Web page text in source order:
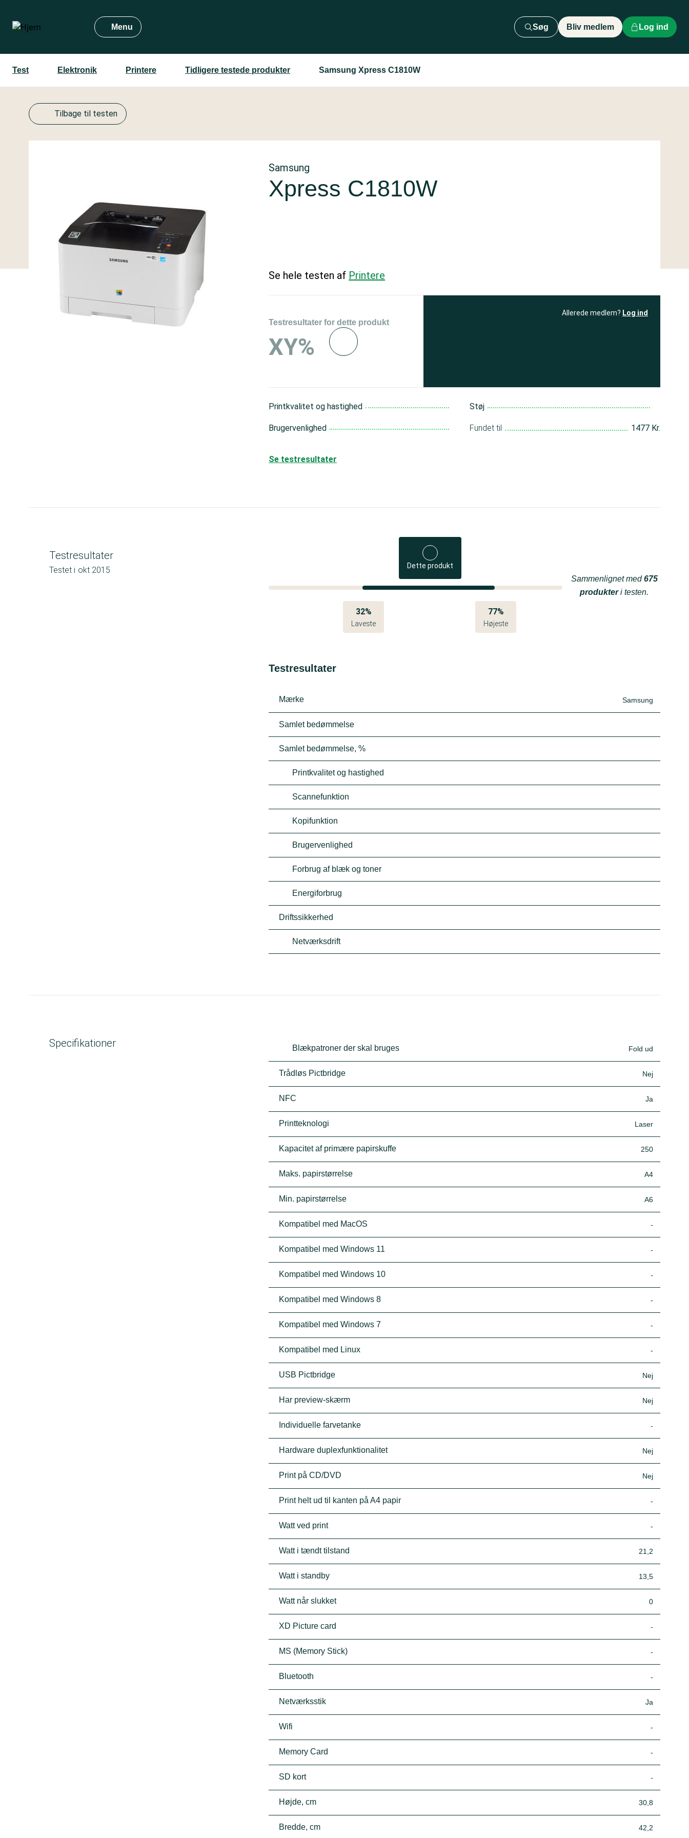
hovedindhold
Menu Søg Bliv medlem Log ind
Test Elektronik Printere Tidligere testede produkter Samsung Xpress C1810W
Tilbage til testen
Samsung
Xpress C1810W
Se hele testen af Printere
Testresultater for dette produkt
XY%
Allerede medlem? Log ind
Printkvalitet og hastighed
Brugervenlighed
Støj
Fundet til 1477 Kr.
Se testresultater
Testresultater
Testet i okt 2015 Dette produkt
32%
Laveste
77%
Højeste
Sammenlignet med675
produkteri testen.
Testresultater
Mærke Samsung
Samlet bedømmelse
Samlet bedømmelse, %
Printkvalitet og hastighed
Scannefunktion
Kopifunktion
Brugervenlighed
Forbrug af blæk og toner
Energiforbrug
Driftssikkerhed
Netværksdrift
Specifikationer Blækpatroner der skal bruges Fold ud
Trådløs Pictbridge Nej
NFC Ja
Printteknologi Laser
Kapacitet af primære papirskuffe 250
Maks. papirstørrelse A4
Min. papirstørrelse A6
Kompatibel med MacOS -
Kompatibel med Windows 11 -
Kompatibel med Windows 10 -
Kompatibel med Windows 8 -
Kompatibel med Windows 7 -
Kompatibel med Linux -
USB Pictbridge Nej
Har preview-skærm Nej
Individuelle farvetanke -
Hardware duplexfunktionalitet Nej
Print på CD/DVD Nej
Print helt ud til kanten på A4 papir -
Watt ved print -
Watt i tændt tilstand 21,2
Watt i standby 13,5
Watt når slukket 0
XD Picture card -
MS (Memory Stick) -
Bluetooth -
Netværksstik Ja
Wifi -
Memory Card -
SD kort -
Højde, cm 30,8
Bredde, cm 42,2